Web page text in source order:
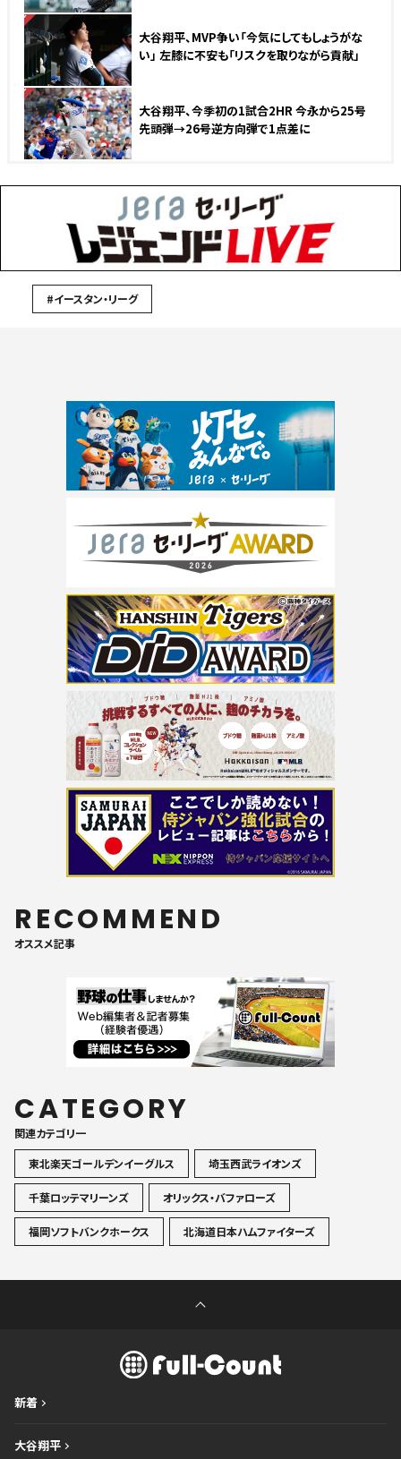
NEW
大谷翔平、MVP争い「今気にしてもしょうがな
い」 左膝に不安も「リスクを取りながら貢献」
NEW
大谷翔平、今季初の1試合2HR 今永から25号
先頭弾→26号逆方向弾で1点差に
#イースタン・リーグ
RECOMMEND
オススメ記事
CATEGORY
関連カテゴリ一
東北楽天ゴールデンイーグルス
埼玉西武ライオンズ
千葉ロッテマリーンズ オリックス・バファローズ
福岡ソフトバンクホークス 北海道日本ハムファイターズ
新着
大谷翔平